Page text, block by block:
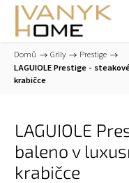
Domů / Grily / Prestige /
LAGUIOLE Prestige -
krabičce
LAGUIOLE
baleno v
krabičce